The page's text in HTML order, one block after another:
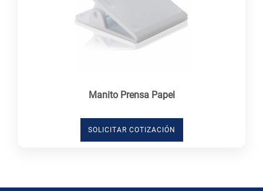
Manito Prensa Papel
SOLICITAR COTIZACIÓN